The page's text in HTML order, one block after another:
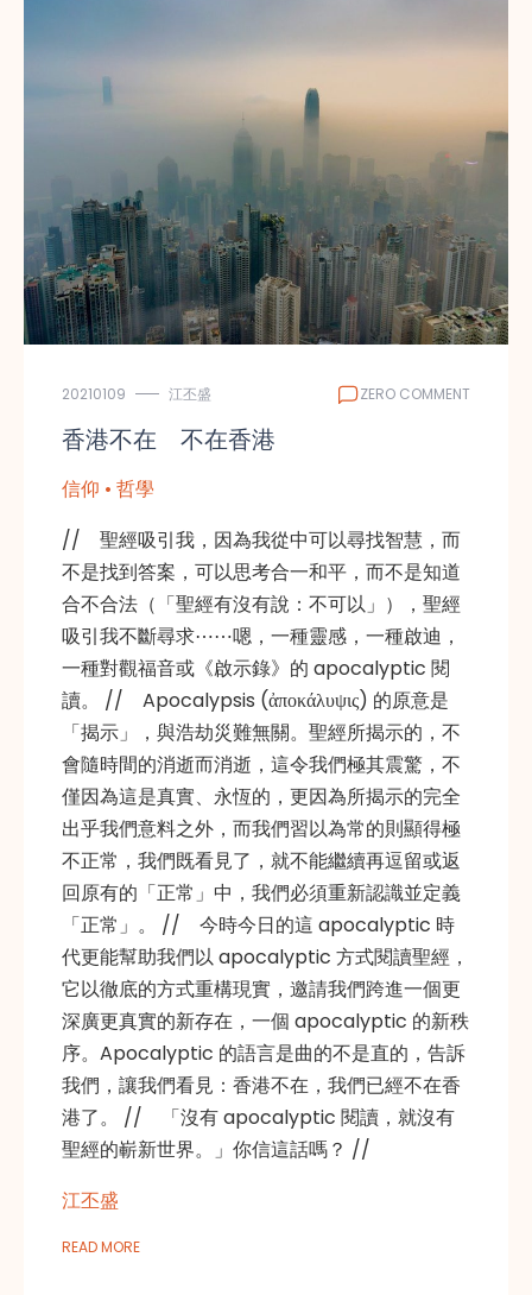
20210109 江丕盛 ZERO COMMENT
香港不在 不在香港
信仰 • 哲學
// 聖經吸引我，因為我從中可以尋找智慧，而
不是找到答案，可以思考合一和平，而不是知道
合不合法（「聖經有沒有說：不可以」），聖經
吸引我不斷尋求⋯⋯嗯，一種靈感，一種啟迪，
一種對觀福音或《啟示錄》的 apocalyptic 閱
讀。 // Apocalypsis (ἀποκάλυψις) 的原意是
「揭示」，與浩劫災難無關。聖經所揭示的，不
會隨時間的消逝而消逝，這令我們極其震驚，不
僅因為這是真實、永恆的，更因為所揭示的完全
出乎我們意料之外，而我們習以為常的則顯得極
不正常，我們既看見了，就不能繼續再逗留或返
回原有的「正常」中，我們必須重新認識並定義
「正常」。 // 今時今日的這 apocalyptic 時
代更能幫助我們以 apocalyptic 方式閱讀聖經，
它以徹底的方式重構現實，邀請我們跨進一個更
深廣更真實的新存在，一個 apocalyptic 的新秩
序。Apocalyptic 的語言是曲的不是直的，告訴
我們，讓我們看見：香港不在，我們已經不在香
港了。 // 「沒有 apocalyptic 閱讀，就沒有
聖經的嶄新世界。」你信這話嗎？ //
江丕盛
READ MORE